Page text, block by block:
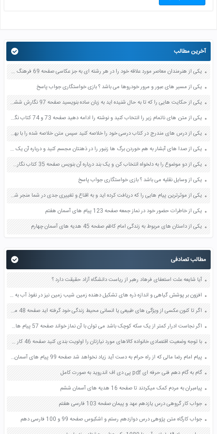
آخرین مطالب
یکی از هنرمندان معاصر مورد علاقه خود را در هر رشته ای به جز عکاسی صفحه 69 فرهنگ و هنر نهم
یکی از مسیر های عبور و مرور خودروها می باشد ؟ بازی خواستگاری جواب پاسخ
یکی از حکایت هایی را که تا به حال شنیده اید به زبان ساده بنویسید صفحه 97 نگارش ششم دبستان
یکی از متن های ناتمام زیر را انتخاب کنید و نوشته را ادامه دهید صفحه 73 و 74 کتاب نگارش فارسی پنجم دبستان
یکی از درس های مندرج در کتاب درسی خود را خلاصه کنید سپس متن خلاصه شده را با بهره گیری از روش های دسته بندی نمودار جدول نقشه مفهومی نشان دهید صفحه 118 نگارش یازدهم
یکی از صدا های آبشار به هم خوردن برگ ها زنبور را در ذهنتان مجسم کنید و درباره آن یک بند بنویسید صفحه 11 نگارش پنجم
یکی از دو موضوع را به دلخواه انتخاب کن و یک بند درباره آن بنویس صفحه 35 کتاب نگارش فارسی سوم
یکی از وسایل نقلیه می باشد ؟ بازی خواستگاری جواب پاسخ
یکی از موثرترین پیام هایی را که دریافت کرده اید و به اقناع و تغییری جدی در شما منجر شده است برسی کنید و علت این تاثیر گذاری قابل توجه را بنویسید صفحه 52 تفکر و سواد رسانه ای دهم
یکی از خاطرات حضور خود در نماز جمعه صفحه 123 پیام های آسمان هفتم
یکی از داستان های مربوط به زندگی امام کاظم صفحه 45 هدیه های آسمان چهارم
مطالب تصادفی
آیا شایعه علت استعفای فرهاد رهبر از ریاست دانشگاه آزاد حقیقت دارد ؟
افزون بر پوشش گیاهی و اندازه ذره های تشکیل دهنده زمین شیب زمین نیز در نفوذ آب به درون زمین تاثیر دارد چگونه صفحه 56 علوم هفتم
اگر تا کنون عکسی از ویژگی های طبیعی یا انسانی محیط زندگی خود گرفته اید صفحه 48 مطالعات اجتماعی هفتم
اگر نجاست ادرار کمتر از یک سکه کوچک باشد می توان با آن نماز خواند صفحه 57 پیام های آسمان هشتم
با توجه وضعیت اقتصادی خانواده کالاهای مورد نیازتان را اولویت بندی کنید صفحه 46 کار و فناوری هفتم
پیام امام رضا مالی که از راه حرام به دست آید زیاد نخواهد شد صفحه 99 پیام های آسمان هشتم
گام به گام دهم فنی حرفه ای pdf پی دی اف اندروید به صورت کامل
پیامبران به مردم کمک میکردند تا صفحه 16 هدیه های آسمان ششم
جواب کار گروهی درس یازدهم عهد و پیمان صفحه 103 فارسی هفتم
جواب کارگاه متن پژوهی درس دوازدهم رستم و اشکبوس صفحه 99 و 100 فارسی دهم